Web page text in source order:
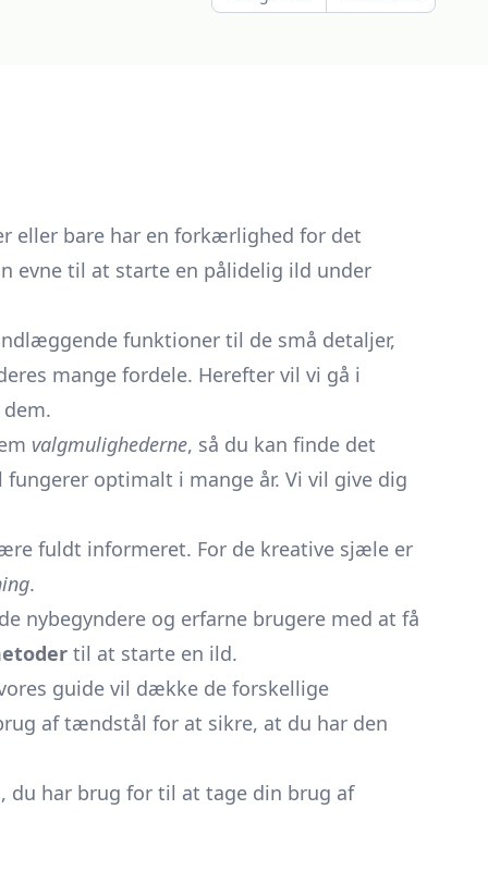
eller bare har en forkærlighed for det
til at starte en pålidelig ild under
funktioner til de små detaljer,
mange fordele. Herefter vil vi gå i
valgmulighederne, så du kan finde det
optimalt i mange år. Vi vil give dig
fuldt informeret. For de kreative sjæle er
.
nybegyndere og erfarne brugere med at få
til at starte en ild.
guide vil dække de forskellige
af tændstål for at sikre, at du har den
du har brug for til at tage din brug af